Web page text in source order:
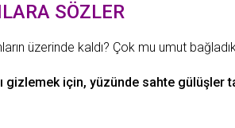
SÖZLER
üzerinde kaldı? Çok mu umut
gizlemek için, yüzünde sahte gülüşler